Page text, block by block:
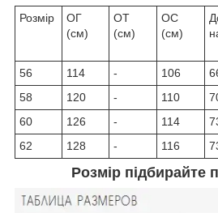
Розмір
ОГ
(см)
ОТ
(см)
ОС
(см)
56
114 - 106
58
120 - 110
60
126 - 114
62
128 - 116
Розмір підбирайте